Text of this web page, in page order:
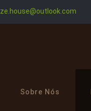
Sobre Nós